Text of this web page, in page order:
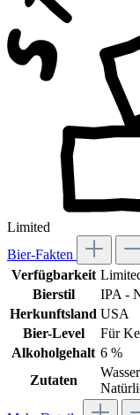
Limited
Bier-Fakten
Verfügbarkeit
Bierstil
IPA -
Herkunftsland USA
Bier-Level
Für
Alkoholgehalt 6 %
Zutaten